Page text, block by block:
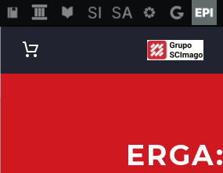
ERGA: